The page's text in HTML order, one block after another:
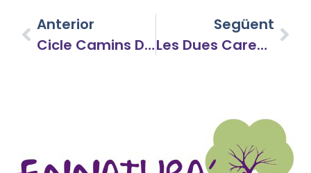
Anterior
Cicle Camins De Vida 2025
Següent
Les Dues Cares Del Priorat